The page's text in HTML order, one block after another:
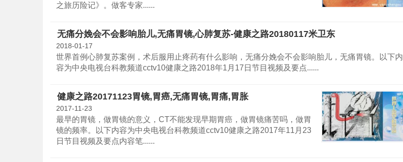
之旅历险记》。做客专家......
无痛分娩会不会影响胎儿,无痛胃镜,心肺复苏-健康之路20180117米卫东
2018-01-17
世界首例心肺复苏案例，术后服用止疼药有什么影响，无痛分娩会不会影响胎儿，无痛胃镜。以下内
容为中央电视台科教频道cctv10健康之路2018年1月17日节目视频及要点......
健康之路20171123胃镜,胃癌,无痛胃镜,胃痛,胃胀
2017-11-23
最早的胃镜，做胃镜的意义，CT不能发现早期胃癌，做胃镜痛苦吗，做胃
镜的频率。以下内容为中央电视台科教频道cctv10健康之路2017年11月23
日节目视频及要点内容笔......